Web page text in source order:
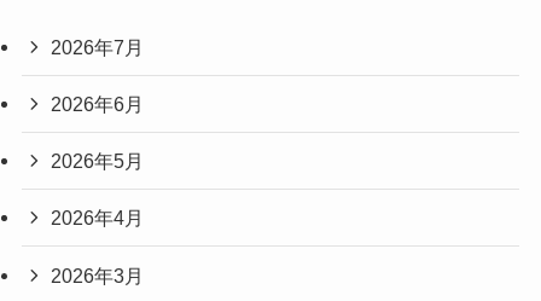
2026年7月
2026年6月
2026年5月
2026年4月
2026年3月